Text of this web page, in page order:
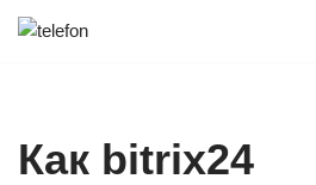
Как bitrix24